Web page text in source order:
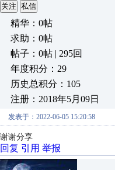
关注 私信
精华：0帖
求助：0帖
帖子：0帖 | 295回
年度积分：29
历史总积分：105
注册：2018年5月09日
发表于：2022-06-05 15:20:58
谢谢分享
回复 引用 举报